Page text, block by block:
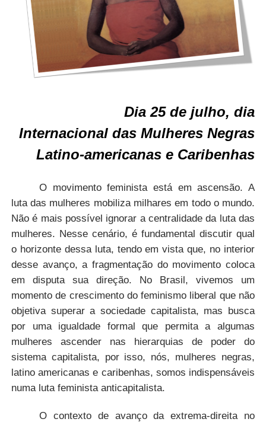
Dia 25 de julho, dia
Internacional das Mulheres Negras
Latino-americanas e Caribenhas
O movimento feminista está em ascensão. A
luta das mulheres mobiliza milhares em todo o mundo.
Não é mais possível ignorar a centralidade da luta das
mulheres. Nesse cenário, é fundamental discutir qual
o horizonte dessa luta, tendo em vista que, no interior
desse avanço, a fragmentação do movimento coloca
em disputa sua direção. No Brasil, vivemos um
momento de crescimento do feminismo liberal que não
objetiva superar a sociedade capitalista, mas busca
por uma igualdade formal que permita a algumas
mulheres ascender nas hierarquias de poder do
sistema capitalista, por isso, nós, mulheres negras,
latino americanas e caribenhas, somos indispensáveis
numa luta feminista anticapitalista.
O contexto de avanço da extrema-direita no